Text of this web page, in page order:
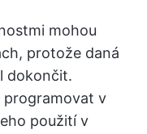
mohou
protože daná
dokončit.
programovat v
použití v